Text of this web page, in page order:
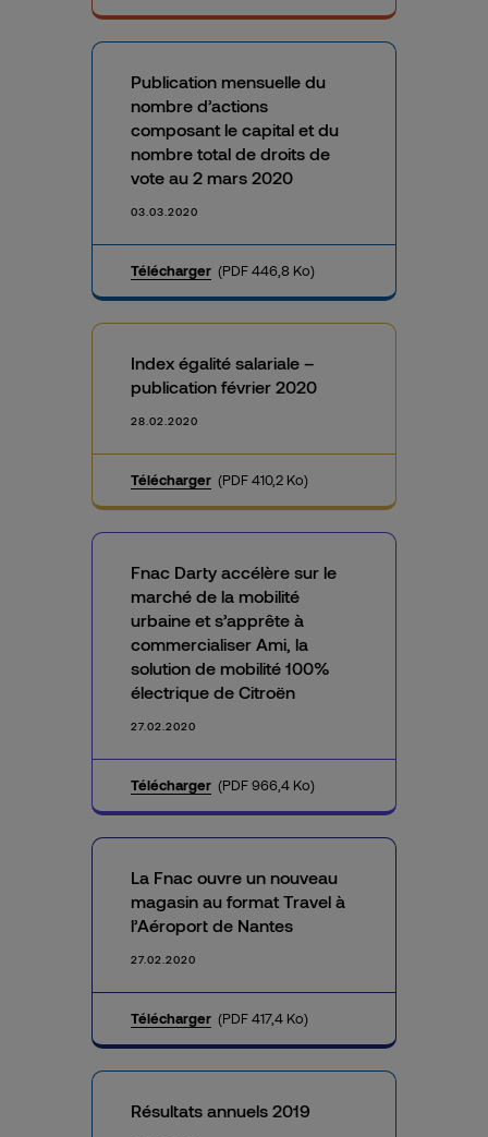
Publication mensuelle du
nombre d’actions
composant le capital et du
nombre total de droits de
vote au 2 mars 2020
03.03.2020
Télécharger (PDF 446,8 Ko)
Index égalité salariale –
publication février 2020
28.02.2020
Télécharger (PDF 410,2 Ko)
Fnac Darty accélère sur le
marché de la mobilité
urbaine et s’apprête à
commercialiser Ami, la
solution de mobilité 100%
électrique de Citroën
27.02.2020
Télécharger (PDF 966,4 Ko)
La Fnac ouvre un nouveau
magasin au format Travel à
l’Aéroport de Nantes
27.02.2020
Télécharger (PDF 417,4 Ko)
Résultats annuels 2019